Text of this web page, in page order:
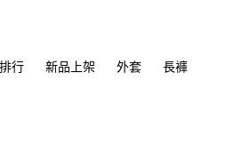
行 新品上架 外套 長褲